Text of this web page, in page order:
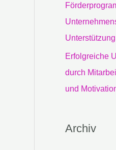
Erfolgreiche
durch
und
Archiv